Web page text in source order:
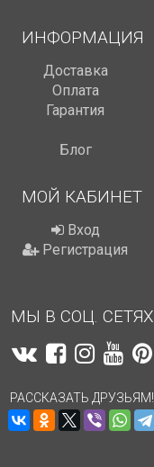
ИНФОРМАЦИЯ
Доставка
Оплата
Гарантия
Блог
МОЙ КАБИНЕТ
Вход
Регистрация
МЫ В СОЦ. СЕТЯХ
РАССКАЗАТЬ ДРУЗЬЯМ!